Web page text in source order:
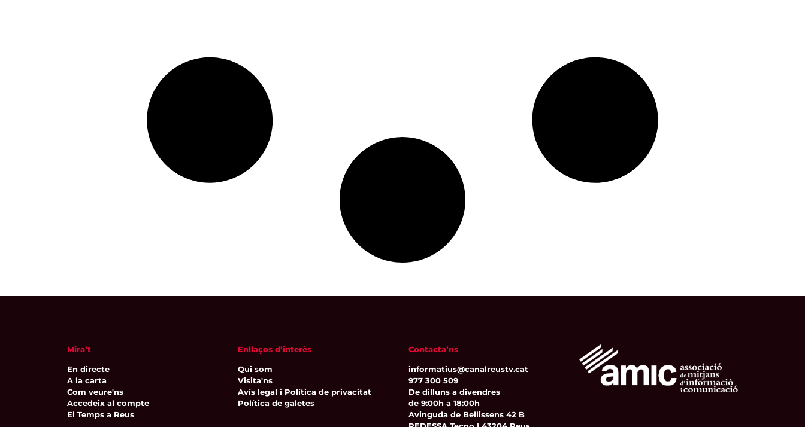
Mira’t
En directe
A la carta
Com veure'ns
Accedeix al compte
El Temps a Reus
Enllaços d’interès
Qui som
Visita'ns
Avís legal i Política de privacitat
Política de galetes
Contacta’ns
informatius@canalreustv.cat
977 300 509
De dilluns a divendres
de 9:00h a 18:00h
Avinguda de Bellissens 42 B